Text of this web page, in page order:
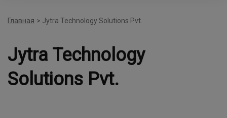
Главная > Jytra Technology Solutions Pvt.
Jytra Technology
Solutions Pvt.